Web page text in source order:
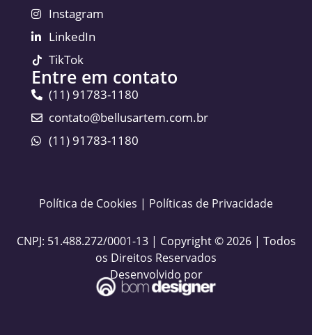
Instagram
LinkedIn
TikTok
Entre em contato
(11) 91783-1180
contato@bellusartem.com.br
(11) 91783-1180
Política de Cookies | Políticas de Privacidade
CNPJ: 51.488.272/0001-13 | Copyright © 2026 | Todos
os Direitos Reservados
Desenvolvido por